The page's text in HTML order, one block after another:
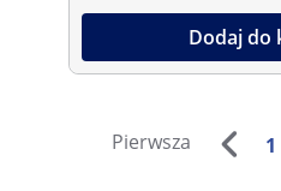
Dodaj do
Pierwsza 1